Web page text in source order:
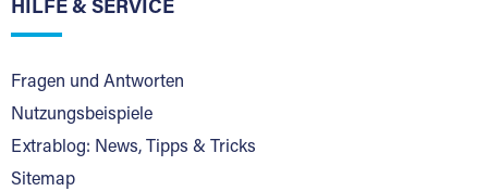
HILFE & SERVICE
Fragen und Antworten
Nutzungsbeispiele
Extrablog: News, Tipps & Tricks
Sitemap